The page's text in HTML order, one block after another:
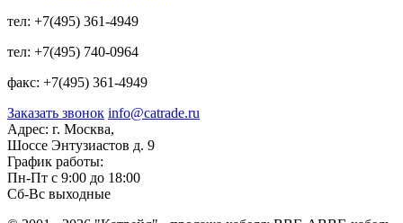
тел: +7(495) 361-4949
тел: +7(495) 740-0964
факс: +7(495) 361-4949
Заказать звонок info@catrade.ru
Адрес: г. Москва,
Шоссе Энтузиастов д. 9
График работы:
Пн-Пт с 9:00 до 18:00
Сб-Вс выходные